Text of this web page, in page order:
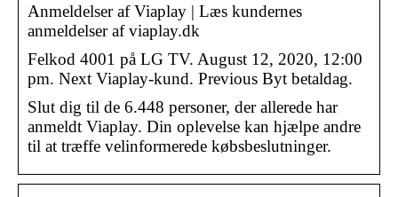
Anmeldelser af Viaplay | Læs kundernes
anmeldelser af viaplay.dk
Felkod 4001 på LG TV. August 12, 2020, 12:00
pm. Next Viaplay-kund. Previous Byt betaldag.
Slut dig til de 6.448 personer, der allerede har
anmeldt Viaplay. Din oplevelse kan hjælpe andre
til at træffe velinformerede købsbeslutninger.